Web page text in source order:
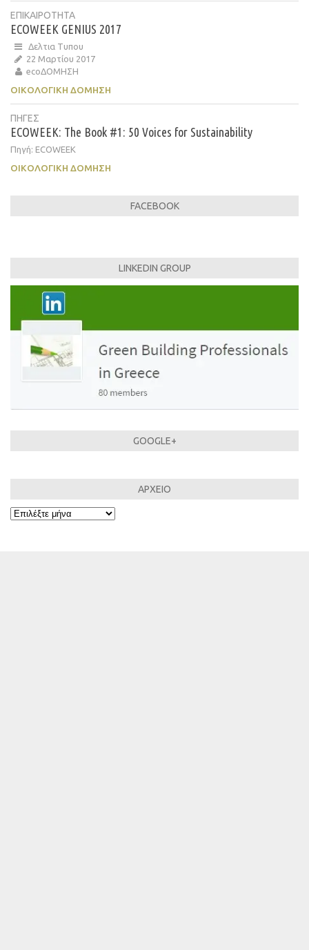
ΕΠΙΚΑΙΡΟΤΗΤΑ
ECOWEEK GENIUS 2017
Δελτια Τυπου
22 Μαρτίου 2017
ecoΔΟΜΗΣΗ
ΟΙΚΟΛΟΓΙΚΉ ΔΌΜΗΣΗ
ΠΗΓΕΣ
ECOWEEK: The Book #1: 50 Voices for Sustainability
Πηγή: ECOWEEK
ΟΙΚΟΛΟΓΙΚΉ ΔΌΜΗΣΗ
FACEBOOK
LINKEDIN GROUP
GOOGLE+
ΑΡΧΕΙΟ
ΑΡΧΕΙΟ